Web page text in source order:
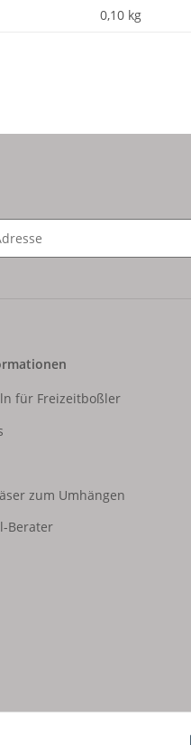
0,10 kg
für Freizeitboßler
zum Umhängen
Berater